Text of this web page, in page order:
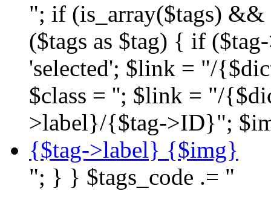
"; if (is_array($tags) &&
($tags as $tag) { if
'selected'; $link = "/
$class = ''; $link = "/
>label}/{$tag->ID}";
{$tag->label} {$img}
"; } } $tags_code .= "